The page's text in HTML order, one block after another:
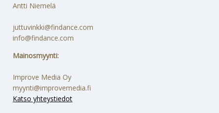
Antti Niemelä
juttuvinkki@findance.com
info@findance.com
Mainosmyynti:
Improve Media Oy
myynti@improvemedia.fi
Katso yhteystiedot